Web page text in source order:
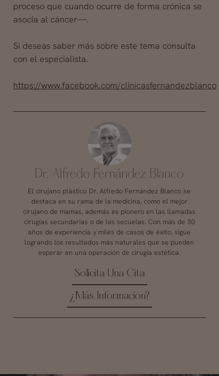
proceso que cuando ocurre de forma crónica se
asocia al cáncer—.
Si deseas saber más sobre este tema consulta
con el especialista.
https://www.facebook.com/clinicasfernandezblanco
Dr. Alfredo Fernández Blanco
El cirujano plástico Dr. Alfredo Fernández Blanco se
destaca en su rama de la medicina, como el mejor
cirujano de mamas, además es pionero en las llamadas
cirugías secundarias o de las secuelas. Con más de 30
años de experiencia y miles de casos de éxito, sigue
logrando los resultados más naturales que se pueden
esperar en una operación de cirugía estética.
Solicita Una Cita
¿Más Información?